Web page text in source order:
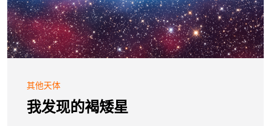
其他天体
我发现的褐矮星